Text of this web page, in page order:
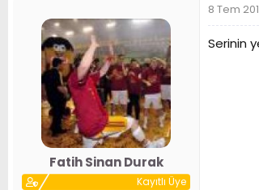
a
n
g
ı
ç
t
a
r
i
h
i
Fatih Sinan Durak
Kayıtlı Üye
8 Tem
Serinin